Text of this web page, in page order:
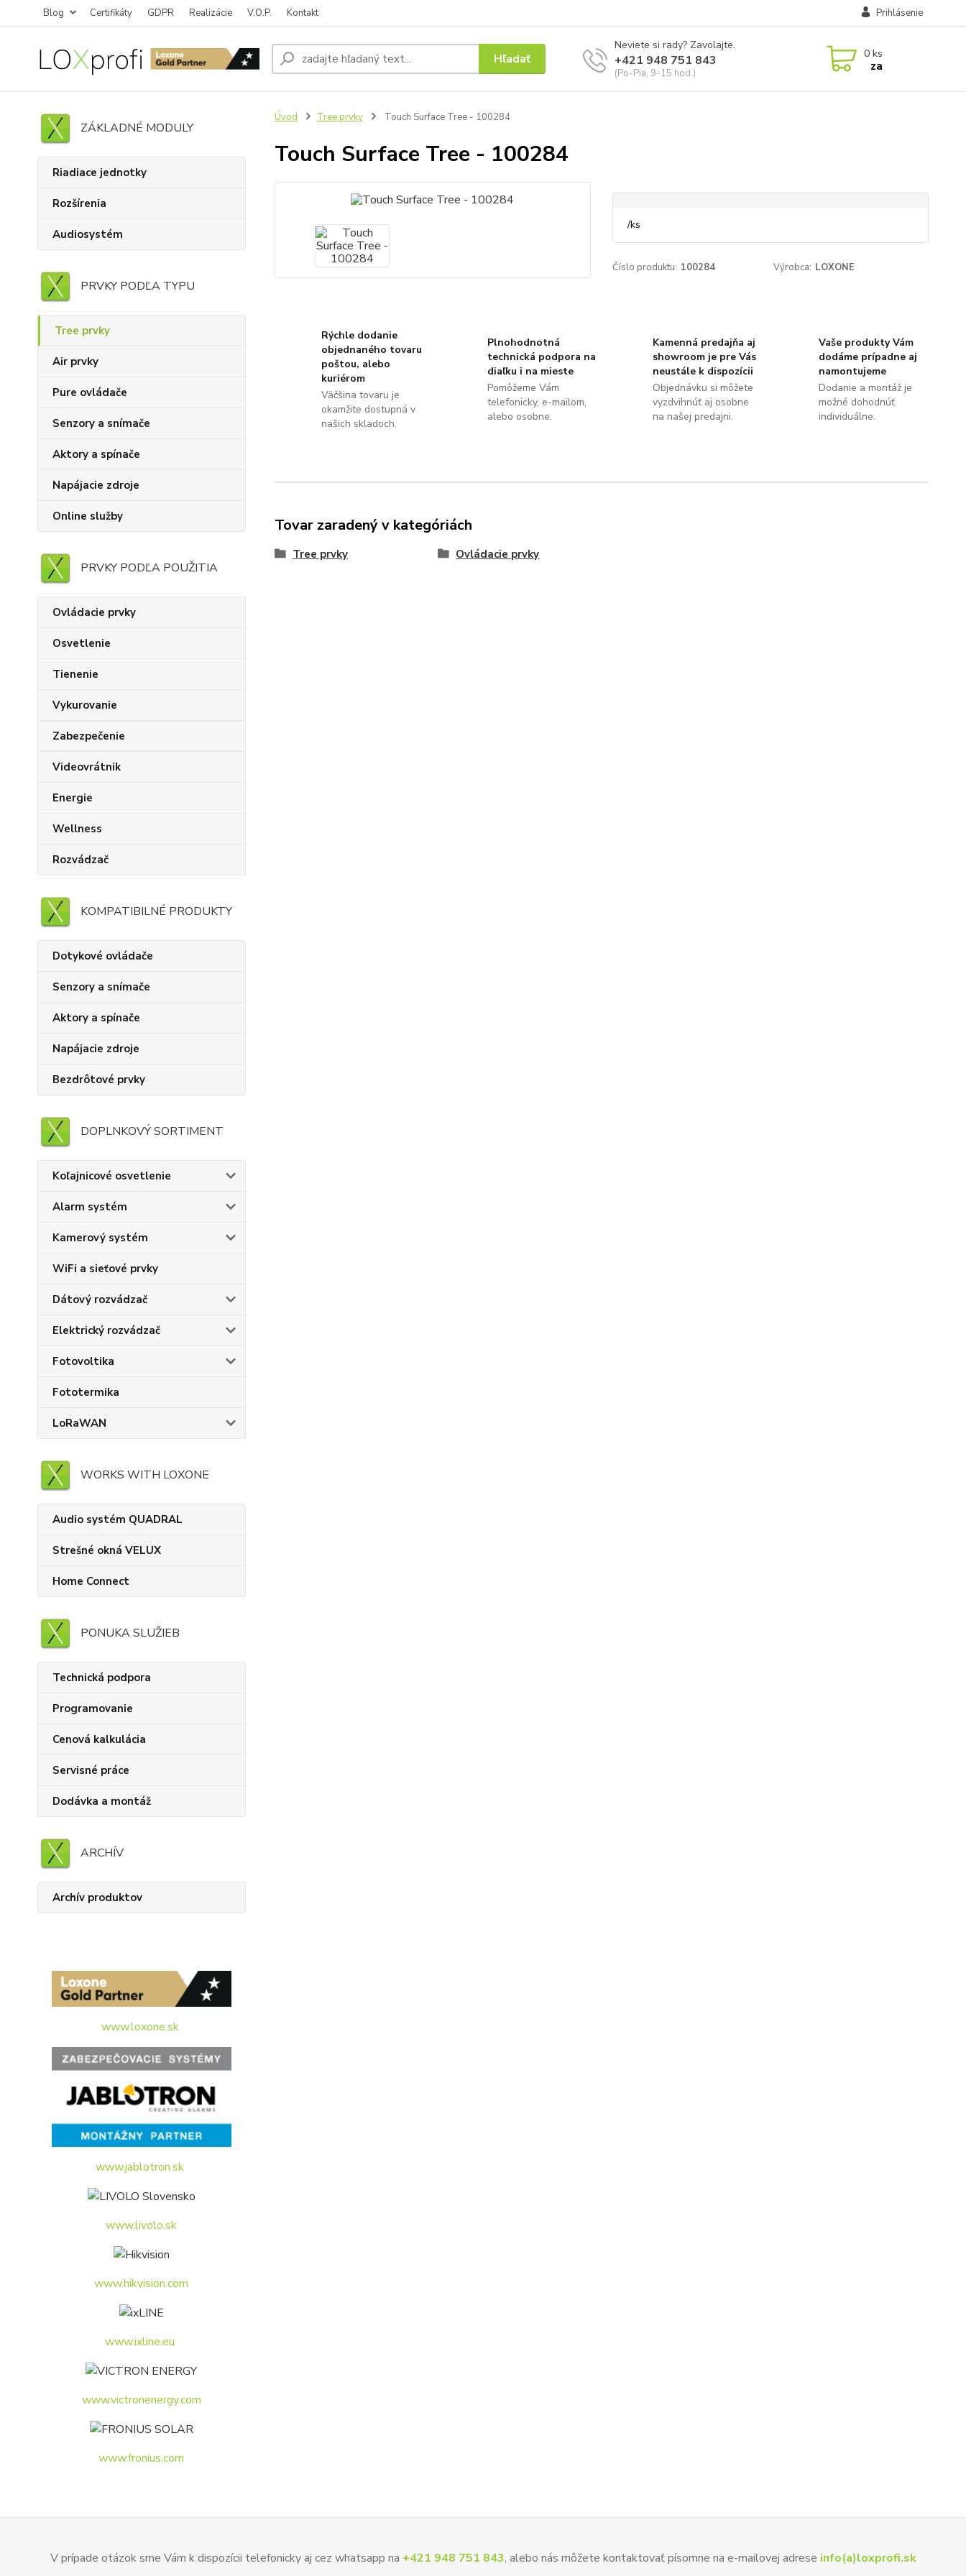
Blog Certifikáty GDPR Realizácie V.O.P. Kontakt Prihlásenie
Hľadať
Neviete si rady? Zavolajte.
+421 948 751 843
(Po-Pia, 9-15 hod.)
0 ks
za
ZÁKLADNÉ MODULY
Riadiace jednotky
Rozšírenia
Audiosystém
PRVKY PODĽA TYPU
Tree prvky
Air prvky
Pure ovládače
Senzory a snímače
Aktory a spínače
Napájacie zdroje
Online služby
PRVKY PODĽA POUŽITIA
Ovládacie prvky
Osvetlenie
Tienenie
Vykurovanie
Zabezpečenie
Videovrátnik
Energie
Wellness
Rozvádzač
KOMPATIBILNÉ PRODUKTY
Dotykové ovládače
Senzory a snímače
Aktory a spínače
Napájacie zdroje
Bezdrôtové prvky
DOPLNKOVÝ SORTIMENT
Koľajnicové osvetlenie
Alarm systém
Kamerový systém
WiFi a sieťové prvky
Dátový rozvádzač
Elektrický rozvádzač
Fotovoltika
Fototermika
LoRaWAN
WORKS WITH LOXONE
Audio systém QUADRAL
Strešné okná VELUX
Home Connect
PONUKA SLUŽIEB
Technická podpora
Programovanie
Cenová kalkulácia
Servisné práce
Dodávka a montáž
ARCHÍV
Archív produktov
www.loxone.sk
www.jablotron.sk
www.livolo.sk
www.hikvision.com
www.ixline.eu
www.victronenergy.com
www.fronius.com
Úvod Tree prvky Touch Surface Tree - 100284
Touch Surface Tree - 100284
/ks
Číslo produktu: 100284 Výrobca: LOXONE
Rýchle dodanie
objednaného tovaru
poštou, alebo
kuriérom
Väčšina tovaru je
okamžite dostupná v
našich skladoch.
Plnohodnotná
technická podpora na
diaľku i na mieste
Pomôžeme Vám
telefonicky, e-mailom,
alebo osobne.
Kamenná predajňa aj
showroom je pre Vás
neustále k dispozícii
Objednávku si môžete
vyzdvihnúť aj osobne
na našej predajni.
Vaše produkty Vám
dodáme prípadne aj
namontujeme
Dodanie a montáž je
možné dohodnúť
individuálne.
Tovar zaradený v kategóriách
Tree prvky Ovládacie prvky
V prípade otázok sme Vám k dispozícii telefonicky aj cez whatsapp na +421 948 751 843, alebo nás môžete kontaktovať písomne na e-mailovej adrese info(a)loxprofi.sk